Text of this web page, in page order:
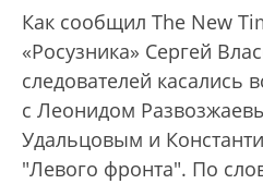
Как сообщил The New
«Росузника» Сергей
следователей касались
с Леонидом
Удальцовым и
"Левого фронта". По